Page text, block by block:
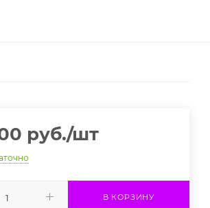
руб./шт
В КОРЗИНУ